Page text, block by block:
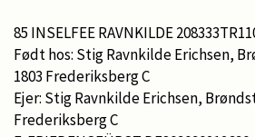
85 INSELFEE RAVNKILDE
Født hos: Stig Ravnkilde Erichsen,
1803 Frederiksberg C
Ejer: Stig Ravnkilde Erichsen,
Frederiksberg C